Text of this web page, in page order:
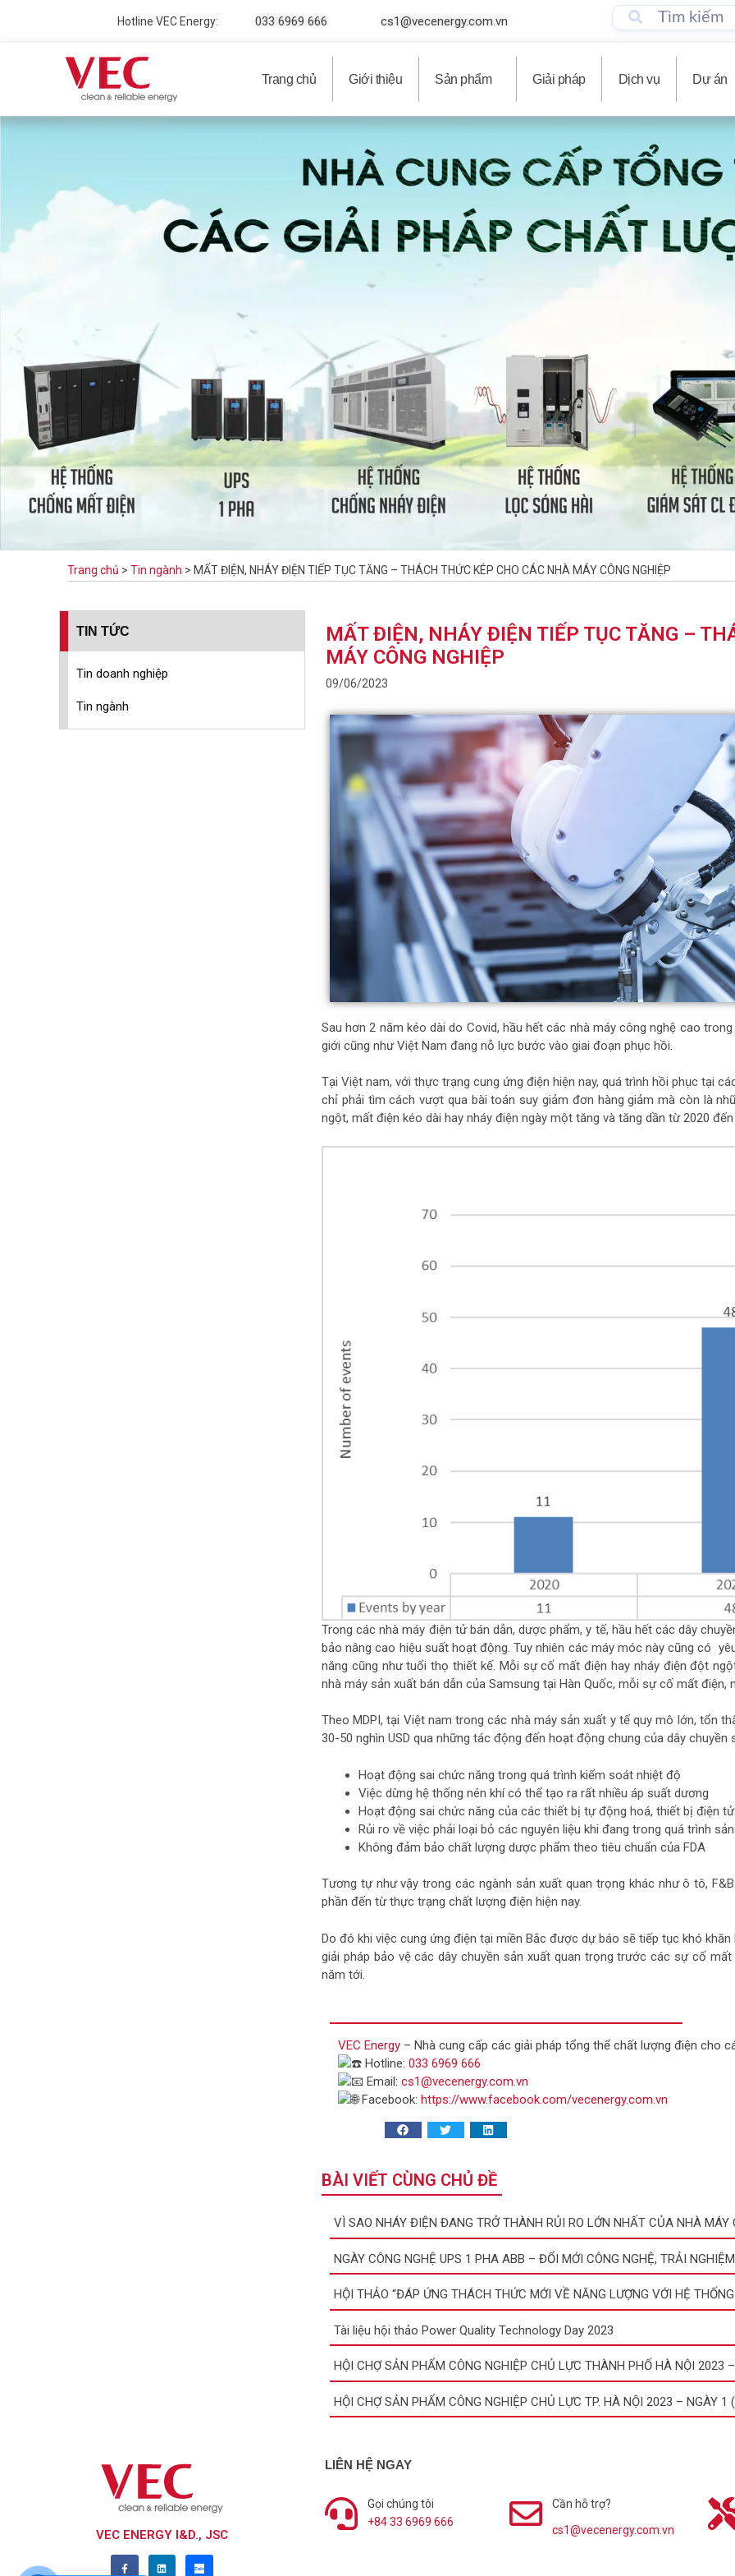
Hotline VEC Energy: 033 6969 666 cs1@vecenergy.com.vn
Trang chủ Giới thiệu Sản phẩm Giải pháp Dịch vụ Dự án
Trang chủ > Tin ngành > MẤT ĐIỆN, NHÁY ĐIỆN TIẾP TỤC TĂNG – THÁCH THỨC KÉP CHO CÁC NHÀ MÁY CÔNG NGHIỆP
TIN TỨC
Tin doanh nghiệp
Tin ngành
MẤT ĐIỆN, NHÁY ĐIỆN TIẾP TỤC TĂNG –
MÁY CÔNG NGHIỆP
09/06/2023
Sau hơn 2 năm kéo dài do Covid, hầu hết các nhà máy công nghệ cao
giới cũng như Việt Nam đang nỗ lực bước vào giai đoạn phục hồi.
Tại Việt nam, với thực trạng cung ứng điện hiện nay, quá trình hồi phục tại
chỉ phải tìm cách vượt qua bài toán suy giảm đơn hàng giảm mà còn là
ngột, mất điện kéo dài hay nháy điện ngày một tăng và tăng dần từ 2020 đến
Trong các nhà máy điện tử bán dẫn, dược phẩm, y tế, hầu hết các dây
bảo nâng cao hiệu suất hoạt động. Tuy nhiên các máy móc này cũng có
năng cũng như tuổi thọ thiết kế. Mỗi sự cố mất điện hay nháy điện đột
nhà máy sản xuất bán dẫn của Samsung tại Hàn Quốc, mỗi sự cố mất điện,
Theo MDPI, tại Việt nam trong các nhà máy sản xuất y tế quy mô lớn, tổn
30-50 nghìn USD qua những tác động đến hoạt động chung của dây chuyền
Hoạt động sai chức năng trong quá trình kiểm soát nhiệt độ
Việc dừng hệ thống nén khí có thể tạo ra rất nhiều áp suất dương
Hoạt động sai chức năng của các thiết bị tự động hoá, thiết bị điện
Rủi ro về việc phải loại bỏ các nguyên liệu khi đang trong quá trình
Không đảm bảo chất lượng dược phẩm theo tiêu chuẩn của FDA
Tương tự như vậy trong các ngành sản xuất quan trọng khác như ô tô,
phần đến từ thực trạng chất lượng điện hiện nay.
Do đó khi việc cung ứng điện tại miền Bắc được dự báo sẽ tiếp tục khó
giải pháp bảo vệ các dây chuyền sản xuất quan trọng trước các sự cố
năm tới.
VEC Energy – Nhà cung cấp các giải pháp tổng thể chất lượng điện cho
Hotline: 033 6969 666
Email: cs1@vecenergy.com.vn
Facebook: https://www.facebook.com/vecenergy.com.vn
BÀI VIẾT CÙNG CHỦ ĐỀ
VÌ SAO NHÁY ĐIỆN ĐANG TRỞ THÀNH RỦI RO LỚN NHẤT CỦA NHÀ MÁY
NGÀY CÔNG NGHỆ UPS 1 PHA ABB – ĐỔI MỚI CÔNG NGHỆ, TRẢI
HỘI THẢO “ĐÁP ỨNG THÁCH THỨC MỚI VỀ NĂNG LƯỢNG VỚI HỆ
Tài liệu hội thảo Power Quality Technology Day 2023
HỘI CHỢ SẢN PHẨM CÔNG NGHIỆP CHỦ LỰC THÀNH PHỐ HÀ NỘI 2023
HỘI CHỢ SẢN PHẨM CÔNG NGHIỆP CHỦ LỰC TP. HÀ NỘI 2023 – NGÀY 1
VEC ENERGY I&D., JSC
LIÊN HỆ NGAY
Gọi chúng tôi
+84 33 6969 666
Cần hỗ trợ?
cs1@vecenergy.com.vn